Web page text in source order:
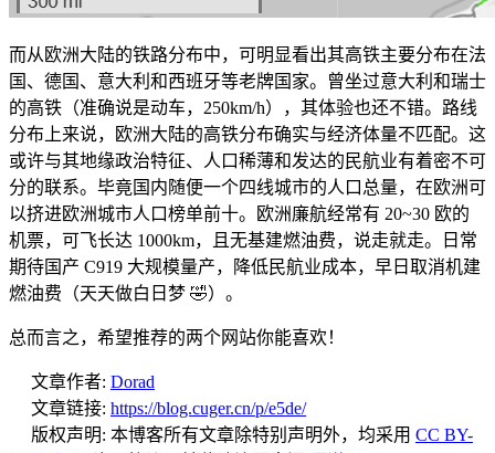
而从欧洲大陆的铁路分布中，可明显看出其高铁主要分布在法
国、德国、意大利和西班牙等老牌国家。曾坐过意大利和瑞士
的高铁（准确说是动车，250km/h），其体验也还不错。路线
分布上来说，欧洲大陆的高铁分布确实与经济体量不匹配。这
或许与其地缘政治特征、人口稀薄和发达的民航业有着密不可
分的联系。毕竟国内随便一个四线城市的人口总量，在欧洲可
以挤进欧洲城市人口榜单前十。欧洲廉航经常有 20~30 欧的
机票，可飞长达 1000km，且无基建燃油费，说走就走。日常
期待国产 C919 大规模量产，降低民航业成本，早日取消机建
燃油费（天天做白日梦 🤣）。
总而言之，希望推荐的两个网站你能喜欢！
文章作者: Dorad
文章链接: https://blog.cuger.cn/p/e5de/
版权声明: 本博客所有文章除特别声明外，均采用 CC BY-